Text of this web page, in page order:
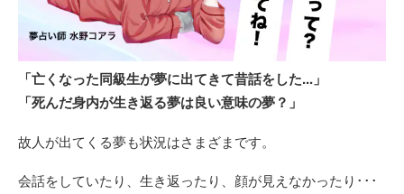
「亡くなった同級生が夢に出てきて昔話をした...」
「死んだ身内が生き返る夢は良い意味の夢？」
故人が出てくる夢も状況はさまざまです。
会話をしていたり、生き返ったり、顔が見えなかったり･･･